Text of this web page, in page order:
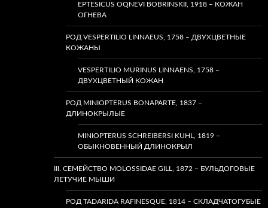
EPTESICUS OQNEVI BOBRINSKII, 1918 – КОЖАН
ОГНЕВА
РОД VESPERTILIO LINNAEUS, 1758 – ДВУХЦВЕТНЫЕ
КОЖАНЫ
VESPERTILIO MURINUS LINNAENS, 1758 –
ДВУХЦВЕТНЫЙ КОЖАН
РОД MINIOPTERUS BONAPARTE, 1837 –
ДЛИНОКРЫЛЫЕ
MINIOPTERUS SCHREIBERSI KUHL, 1819 –
ОБЫКНОВЕННЫЙ ДЛИНОКРЫЛ
III. СЕМЕЙСТВО MOLOSSIDAE GILL, 1872 – БУЛЬДОГОВЫЕ
ЛЕТУЧИЕ МЫШИ
РОД TADARIDA RAFINESQUE, 1814 – СКЛАДЧАТОГУБЫЕ